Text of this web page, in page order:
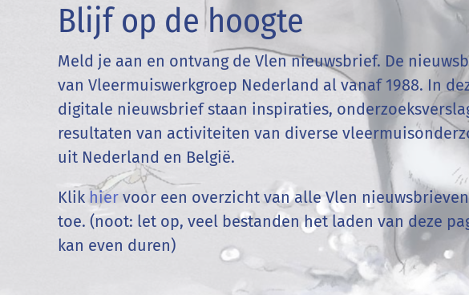
Blijf op de hoogte
Meld je aan en ontvang de Vlen nieuwsbrief. De
van Vleermuiswerkgroep Nederland al vanaf 1988. In
digitale nieuwsbrief staan inspiraties,
resultaten van activiteiten van diverse
uit Nederland en België.
Klik hier voor een overzicht van alle Vlen
toe. (noot: let op, veel bestanden het laden van deze
kan even duren)